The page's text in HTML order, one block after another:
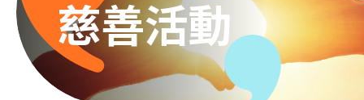
主頁
慈善活動